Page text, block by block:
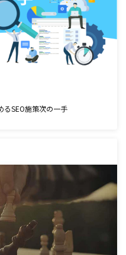
SEO施策次の一手